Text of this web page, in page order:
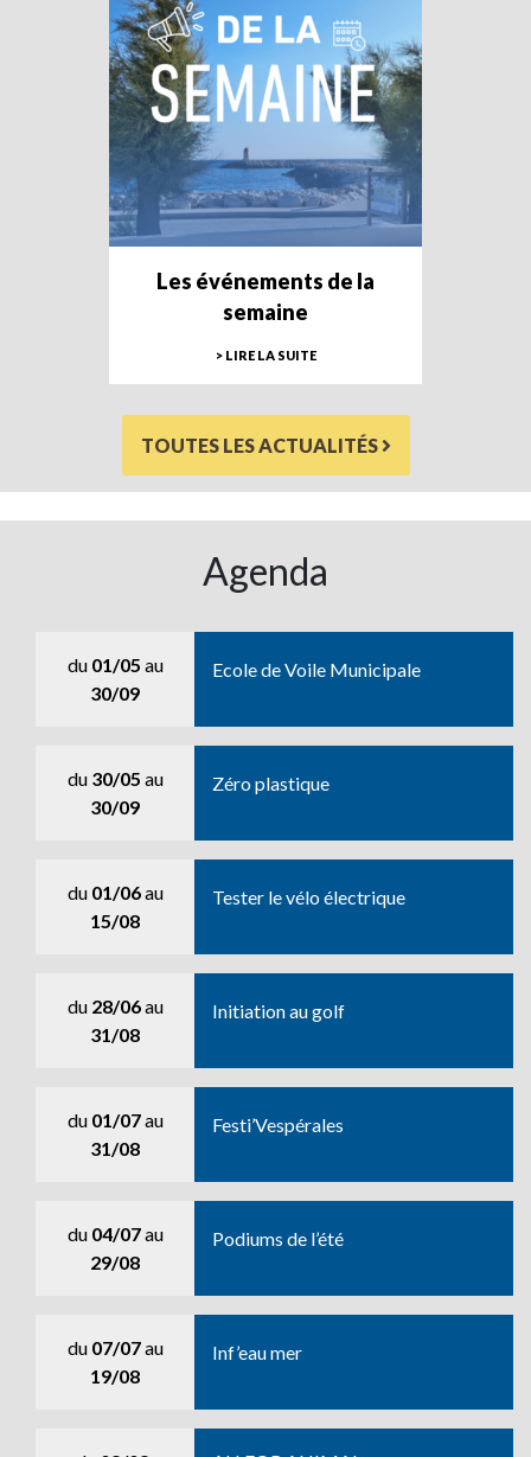
Les événements de la
semaine
> LIRE LA SUITE
TOUTES LES ACTUALITÉS
Agenda
du 01/05 au
30/09
Ecole de Voile Municipale
du 30/05 au
30/09
Zéro plastique
du 01/06au
15/08
Tester le vélo électrique
du 28/06au
31/08
Initiation au golf
du 01/07au
31/08
Festi’Vespérales
du 04/07au
29/08
Podiums de l’été
du 07/07au
19/08
Inf’eau mer